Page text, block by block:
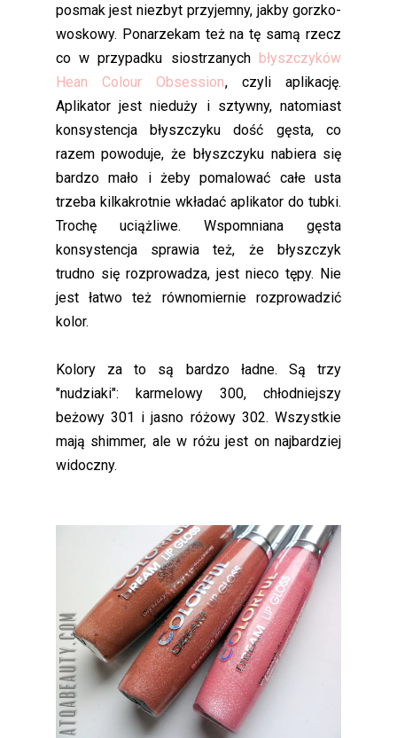
posmak jest niezbyt przyjemny, jakby gorzko-
woskowy. Ponarzekam też na tę samą rzecz
co w przypadku siostrzanychbłyszczyków
Hean Colour Obsession, czyli aplikację.
Aplikator jest nieduży i sztywny, natomiast
konsystencja błyszczyku dość gęsta, co
razem powoduje, że błyszczyku nabiera się
bardzo mało i żeby pomalować całe usta
trzeba kilkakrotnie wkładać aplikator do tubki.
Trochę uciążliwe. Wspomniana gęsta
konsystencja sprawia też, że błyszczyk
trudno się rozprowadza, jest nieco tępy. Nie
jest łatwo też równomiernie rozprowadzić
kolor.
Kolory za to są bardzo ładne. Są trzy
"nudziaki": karmelowy 300, chłodniejszy
beżowy 301 i jasno różowy 302. Wszystkie
mają shimmer, ale w różu jest on najbardziej
widoczny.